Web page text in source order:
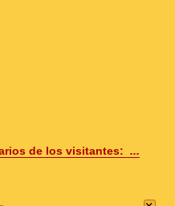
de los visitantes: ...